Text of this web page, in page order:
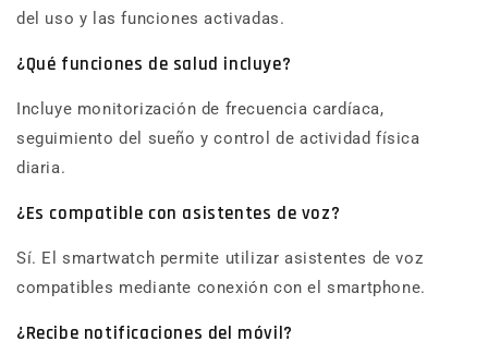
del uso y las funciones activadas.
¿Qué funciones de salud incluye?
Incluye monitorización de frecuencia cardíaca,
seguimiento del sueño y control de actividad física
diaria.
¿Es compatible con asistentes de voz?
Sí. El smartwatch permite utilizar asistentes de voz
compatibles mediante conexión con el smartphone.
¿Recibe notificaciones del móvil?